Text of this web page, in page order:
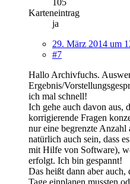
Karteneintrag
ja
29. März 2014 um
#7
Hallo Archivfuchs.
Ergebnis/
ich mal schnell!
Ich gehe auch davon aus,
korrigierende Fragen
nur eine begrenzte
natürlich auch sein, dass
mit Hilfe von Software),
erfolgt. Ich bin gespannt!
Das heißt dann aber
Tage einplanen mussten